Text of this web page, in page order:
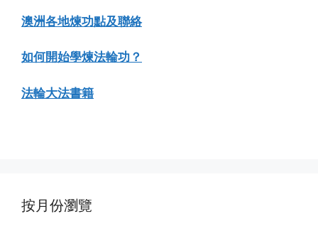
澳洲各地煉功點及聯絡
如何開始學煉法輪功？
法輪大法書籍
按月份瀏覽